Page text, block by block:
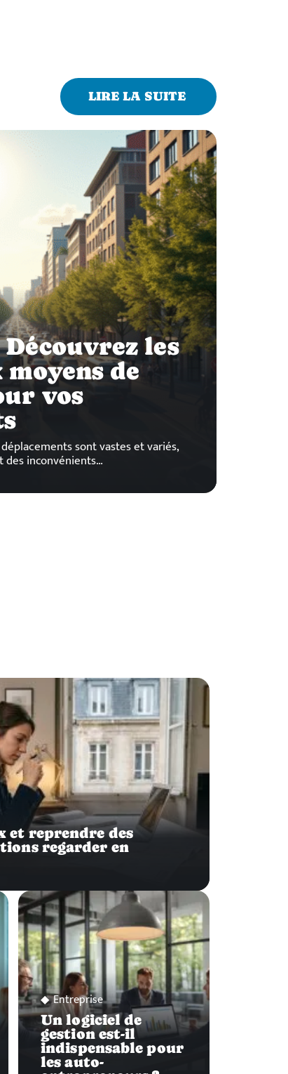
LIRE LA SUITE
les
de
vos
sont vastes et variés,
des inconvénients…
et reprendre des
regarder en
Entreprise
Un logiciel de
gestion est-il
indispensable pour
les auto-